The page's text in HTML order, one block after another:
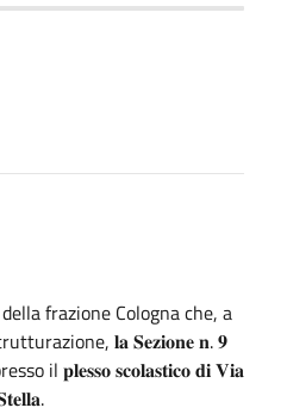
frazione Cologna che, a
𝐥𝐚 𝐒𝐞𝐳𝐢𝐨𝐧𝐞 𝐧. 𝟗
il 𝐩𝐥𝐞𝐬𝐬𝐨 𝐬𝐜𝐨𝐥𝐚𝐬𝐭𝐢𝐜𝐨 𝐝𝐢 𝐕𝐢𝐚